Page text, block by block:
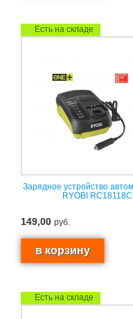
Есть на складе
Зарядное устройство
RYOBI RC18118C
149,00 руб.
Есть на складе